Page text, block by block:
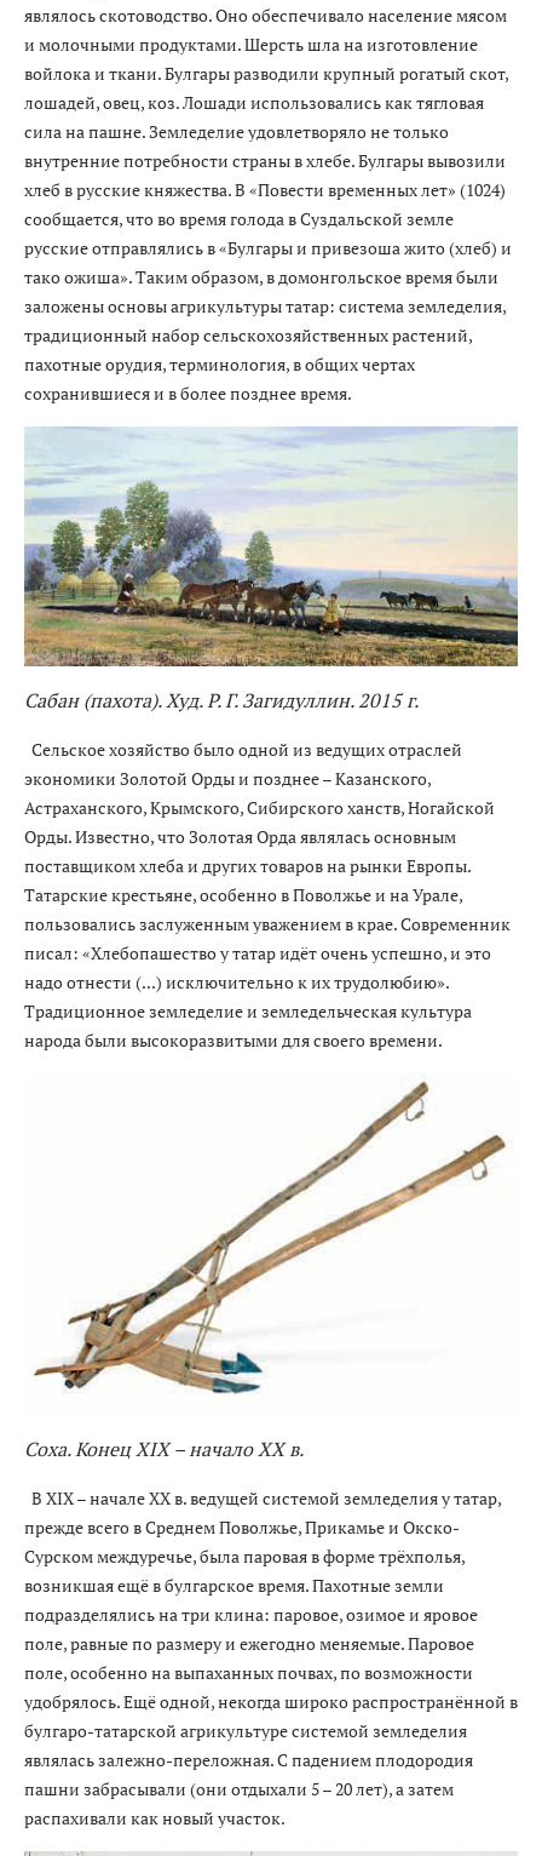
являлось скотоводство. Оно обеспечивало население мясом
и молочными продуктами. Шерсть шла на изготовление
войлока и ткани. Булгары разводили крупный рогатый скот,
лошадей, овец, коз. Лошади использовались как тягловая
сила на пашне. Земледелие удовлетворяло не только
внутренние потребности страны в хлебе. Булгары вывозили
хлеб в русские княжества. В «Повести временных лет» (1024)
сообщается, что во время голода в Суздальской земле
русские отправлялись в «Булгары и привезоша жито (хлеб) и
тако ожиша». Таким образом, в домонгольское время были
заложены основы агрикультуры татар: система земледелия,
традиционный набор сельскохозяйственных растений,
пахотные орудия, терминология, в общих чертах
сохранившиеся и в более позднее время.
Сабан (пахота). Худ. Р. Г. Загидуллин. 2015 г.
Сельское хозяйство было одной из ведущих отраслей
экономики Золотой Орды и позднее – Казанского,
Астраханского, Крымского, Сибирского ханств, Ногайской
Орды. Известно, что Золотая Орда являлась основным
поставщиком хлеба и других товаров на рынки Европы.
Татарские крестьяне, особенно в Поволжье и на Урале,
пользовались заслуженным уважением в крае. Современник
писал: «Хлебопашество у татар идёт очень успешно, и это
надо отнести (...) исключительно к их трудолюбию».
Традиционное земледелие и земледельческая культура
народа были высокоразвитыми для своего времени.
Соха. Конец XIX – начало XX в.
В XIX – начале ХХ в. ведущей системой земледелия у татар,
прежде всего в Среднем Поволжье, Прикамье и Окско-
Сурском междуречье, была паровая в форме трёхполья,
возникшая ещё в булгарское время. Пахотные земли
подразделялись на три клина: паровое, озимое и яровое
поле, равные по размеру и ежегодно меняемые. Паровое
поле, особенно на выпаханных почвах, по возможности
удобрялось. Ещё одной, некогда широко распространённой в
булгаро-татарской агрикультуре системой земледелия
являлась залежно-переложная. С падением плодородия
пашни забрасывали (они отдыхали 5 – 20 лет), а затем
распахивали как новый участок.